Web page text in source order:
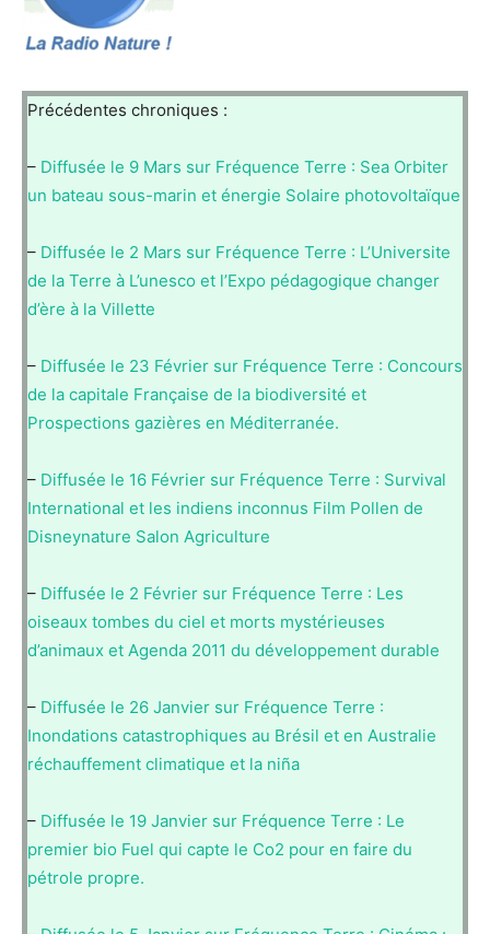
Précédentes chroniques :
– Diffusée le 9 Mars sur Fréquence Terre : Sea Orbiter
un bateau sous-marin et énergie Solaire photovoltaïque
– Diffusée le 2 Mars sur Fréquence Terre : L’Universite
de la Terre à L’unesco et l’Expo pédagogique changer
d’ère à la Villette
– Diffusée le 23 Février sur Fréquence Terre : Concours
de la capitale Française de la biodiversité et
Prospections gazières en Méditerranée.
– Diffusée le 16 Février sur Fréquence Terre : Survival
International et les indiens inconnus Film Pollen de
Disneynature Salon Agriculture
– Diffusée le 2 Février sur Fréquence Terre : Les
oiseaux tombes du ciel et morts mystérieuses
d’animaux et Agenda 2011 du développement durable
– Diffusée le 26 Janvier sur Fréquence Terre :
Inondations catastrophiques au Brésil et en Australie
réchauffement climatique et la niña
– Diffusée le 19 Janvier sur Fréquence Terre : Le
premier bio Fuel qui capte le Co2 pour en faire du
pétrole propre.